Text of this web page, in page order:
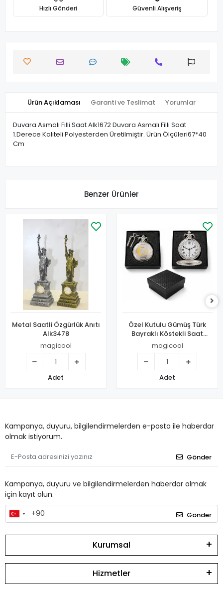
Hızlı Gönderi Güvenli Alışveriş
Ürün Açıklaması Garanti ve Teslimat Yorumlar
Duvara Asmalı Filli Saat Alk1672 Duvara Asmalı Filli Saat
1.Derece Kaliteli Polyesterden Üretilmiştir. Ürün Ölçüleri67*40
Cm
Benzer Ürünler
Metal Saatli Özgürlük Anıtı
Alk3478
magicool
Adet
Özel Kutulu Gümüş Türk
Bayraklı Köstekli Saat
Alk5361
magicool
Adet
Kampanya, duyuru, bilgilendirmelerden e-posta ile haberdar
olmak istiyorum.
Gönder
Kampanya, duyuru ve bilgilendirmelerden haberdar olmak
için kayıt olun.
Gönder
Kurumsal
Hizmetler